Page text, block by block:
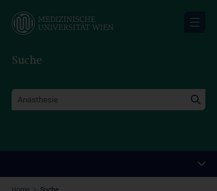
main
Suche